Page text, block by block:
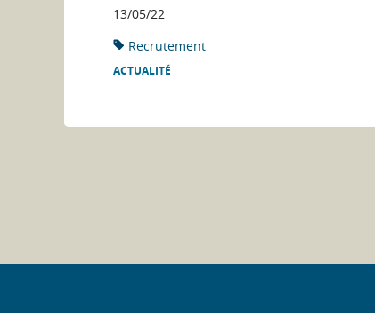
13/05/22
Recrutement
ACTUALITÉ